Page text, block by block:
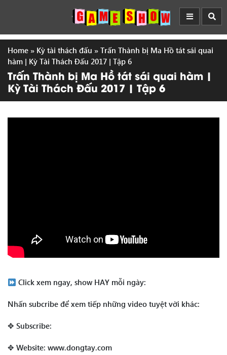
Home » Kỳ tài thách đấu » Trấn Thành bị Ma Hồ tát sái quai
hàm | Kỳ Tài Thách Đấu 2017 | Tập 6
Trấn Thành bị Ma Hồ tát sái quai hàm |
Kỳ Tài Thách Đấu 2017 | Tập 6
Click xem ngay, show HAY mỗi ngày:
Nhấn subcribe để xem tiếp những video tuyệt vời khác:
✥ Subscribe:
✥ Website: www.dongtay.com